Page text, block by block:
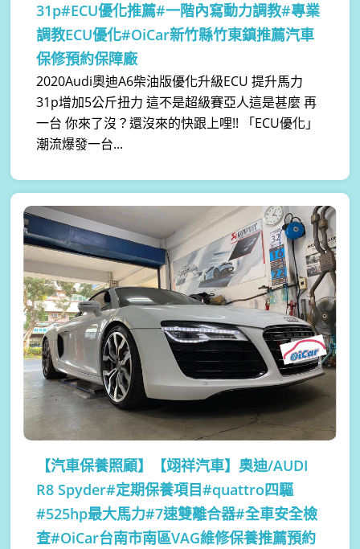
31p#ECU優化推薦#一階內寫動力調教#專業
調教ECU優化#OiCar新竹縣竹東鎮推薦汽車
保修預約保障廠
2020Audi奧迪A6柴油版優化升級ECU 提升馬力
31p增加5公斤扭力 這不是超級賽亞人這是甚麼 再
一台 你來了沒？還沒來的快跟上哩!! 「ECU優化」
潮流爆發一台...
【汽車保養照顧】
【翊祥汽車】奧迪/AUDI
R8 Spyder#定期保養項目#quattro四驅
#525hp最大馬力#7速雙離合器#全車安全檢
查#OiCar台南市南區VAG維修保養推薦預約